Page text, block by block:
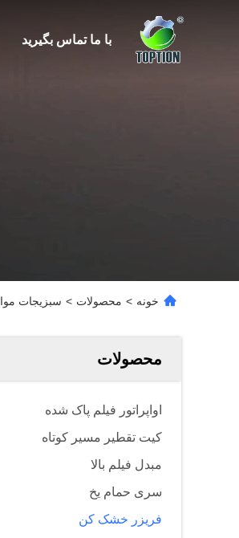
با ما تماس بگیرید
خونه > محصولات > سبزیجات
محصولات
اواپراتور فیلم پاک شده
کیت تقطیر مسیر کوتاه
مبدل فیلم بالا
سری حمام یخ
فریزر خشک کن